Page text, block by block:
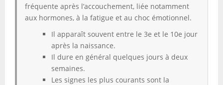
fréquente après l’accouchement, liée notamment
aux hormones, à la fatigue et au choc émotionnel.
Il apparaît souvent entre le 3e et le 10e jour
après la naissance.
Il dure en général quelques jours à deux
semaines.
Les signes les plus courants sont la